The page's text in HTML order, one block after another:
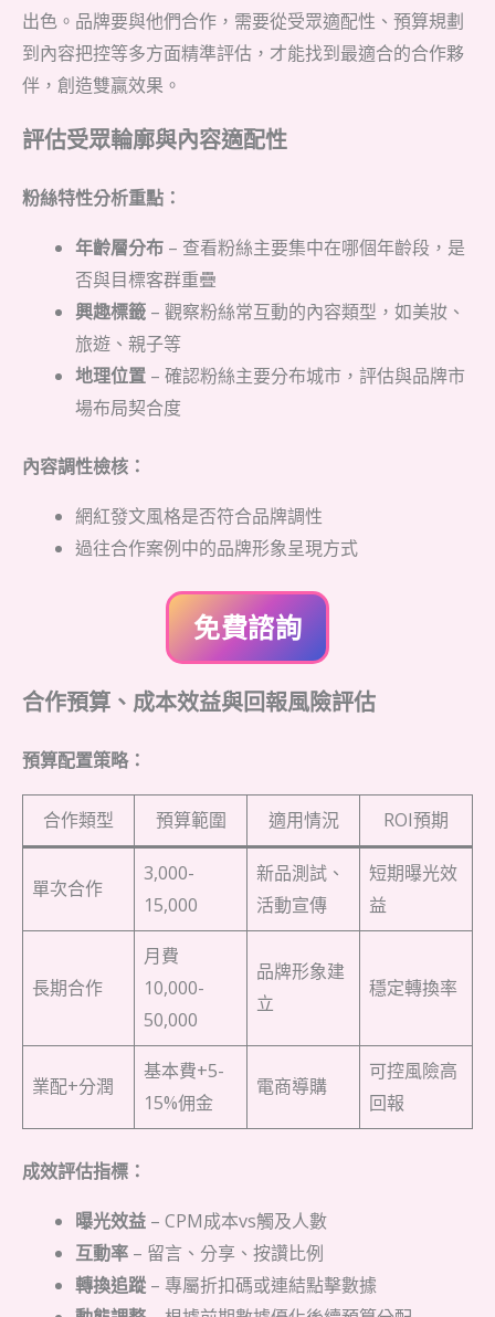
出色。品牌要與他們合作，需要從受眾適配性、預算規劃
到內容把控等多方面精準評估，才能找到最適合的合作夥
伴，創造雙贏效果。
評估受眾輪廓與內容適配性
粉絲特性分析重點：
年齡層分布 – 查看粉絲主要集中在哪個年齡段，是
否與目標客群重疊
興趣標籤 – 觀察粉絲常互動的內容類型，如美妝、
旅遊、親子等
地理位置 – 確認粉絲主要分布城市，評估與品牌市
場布局契合度
內容調性檢核：
網紅發文風格是否符合品牌調性
過往合作案例中的品牌形象呈現方式
免費諮詢
合作預算、成本效益與回報風險評估
預算配置策略：
合作類型 預算範圍 適用情況 ROI預期
單次合作
3,000-
15,000
新品測試、
活動宣傳
短期曝光效
益
長期合作
月費
10,000-
50,000
品牌形象建
立
穩定轉換率
業配+分潤
基本費+5-
15%佣金
電商導購
可控風險高
回報
成效評估指標：
曝光效益 – CPM成本vs觸及人數
互動率 – 留言、分享、按讚比例
轉換追蹤 – 專屬折扣碼或連結點擊數據